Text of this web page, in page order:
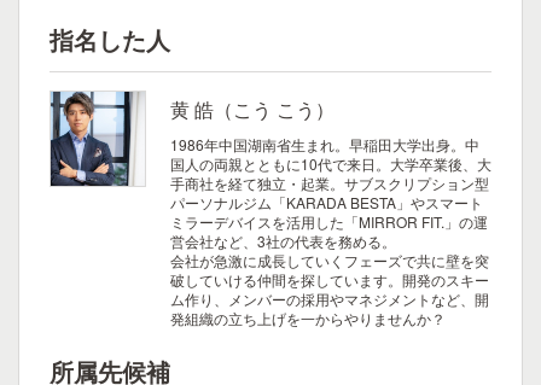
指名した人
黄 皓（こう こう）
1986年中国湖南省生まれ。早稲田大学出身。中
国人の両親とともに10代で来日。大学卒業後、大
手商社を経て独立・起業。サブスクリプション型
パーソナルジム「KARADA BESTA」やスマート
ミラーデバイスを活用した「MIRROR FIT.」の運
営会社など、3社の代表を務める。
会社が急激に成長していくフェーズで共に壁を突
破していける仲間を探しています。開発のスキー
ム作り、メンバーの採用やマネジメントなど、開
発組織の立ち上げを一からやりませんか？
所属先候補